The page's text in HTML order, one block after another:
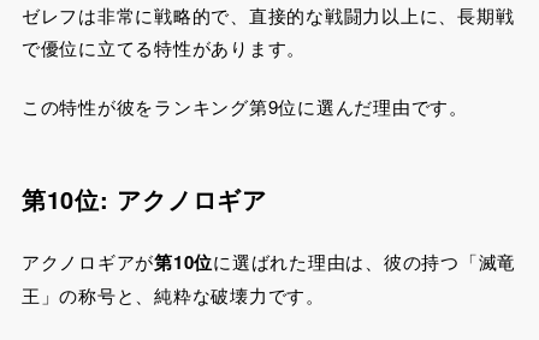
ゼレフは非常に戦略的で、直接的な戦闘力以上に、長期戦
で優位に立てる特性があります。
この特性が彼をランキング第9位に選んだ理由です。
第10位: アクノロギア
アクノロギアが第10位に選ばれた理由は、彼の持つ「滅竜
王」の称号と、純粋な破壊力です。